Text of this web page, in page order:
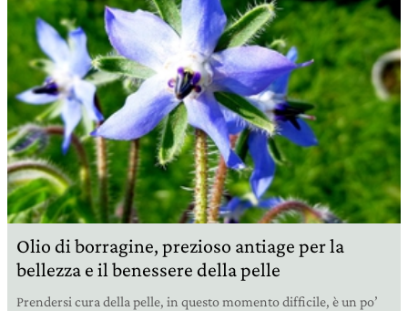
Olio di borragine, prezioso antiage per la
bellezza e il benessere della pelle
Prendersi cura della pelle, in questo momento difficile, è un po’